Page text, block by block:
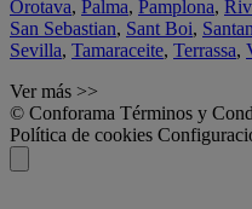
Orotava, Palma, Pamplona,
San Sebastian, Sant Boi,
Sevilla, Tamaraceite, Terrassa,
Ver más >>
© Conforama Términos y
Política de cookies